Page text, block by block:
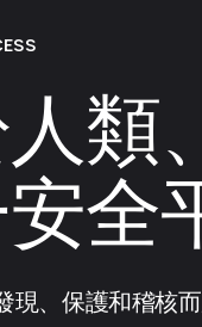
類
全
現、保護和稽核